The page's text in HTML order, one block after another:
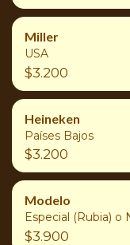
Miller
USA
$3.200
Heineken
Países Bajos
$3.200
Modelo
Especial (Rubia) o
$3.900